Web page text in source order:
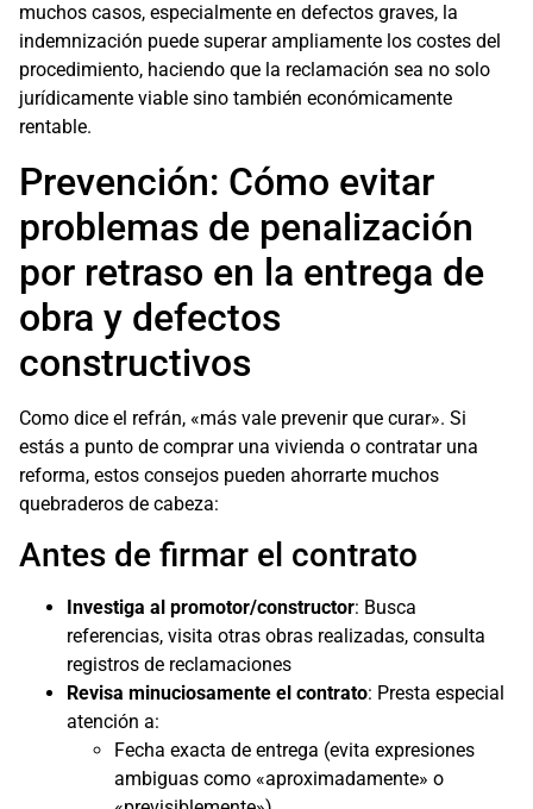
muchos casos, especialmente en defectos graves, la
indemnización puede superar ampliamente los costes del
procedimiento, haciendo que la reclamación sea no solo
jurídicamente viable sino también económicamente
rentable.
Prevención: Cómo evitar
problemas de penalización
por retraso en la entrega de
obra y defectos
constructivos
Como dice el refrán, «más vale prevenir que curar». Si
estás a punto de comprar una vivienda o contratar una
reforma, estos consejos pueden ahorrarte muchos
quebraderos de cabeza:
Antes de firmar el contrato
Investiga al promotor/constructor: Busca
referencias, visita otras obras realizadas, consulta
registros de reclamaciones
Revisa minuciosamente el contrato: Presta especial
atención a:
Fecha exacta de entrega (evita expresiones
ambiguas como «aproximadamente» o